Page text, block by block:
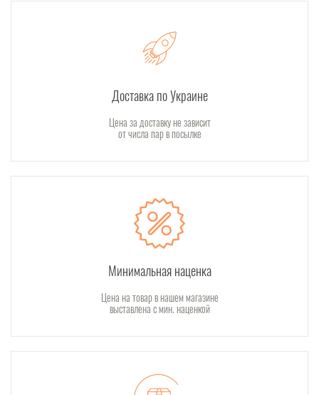
Доставка по Украине
Цена за доставку не зависит
от числа пар в посылке
Минимальная наценка
Цена на товар в нашем магазине
выставлена с мин. наценкой